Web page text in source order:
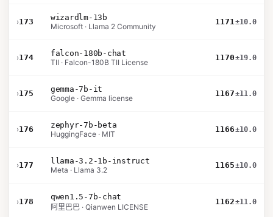
›173
wizardlm-13b
Microsoft · Llama 2 Community
1171±10.0
›174
falcon-180b-chat
TII · Falcon-180B TII License
1170±19.0
›175
gemma-7b-it
Google · Gemma license
1167±11.0
›176
zephyr-7b-beta
HuggingFace · MIT
1166±10.0
›177
llama-3.2-1b-instruct
Meta · Llama 3.2
1165±10.0
›178
qwen1.5-7b-chat
阿里巴巴 · Qianwen LICENSE
1162±11.0